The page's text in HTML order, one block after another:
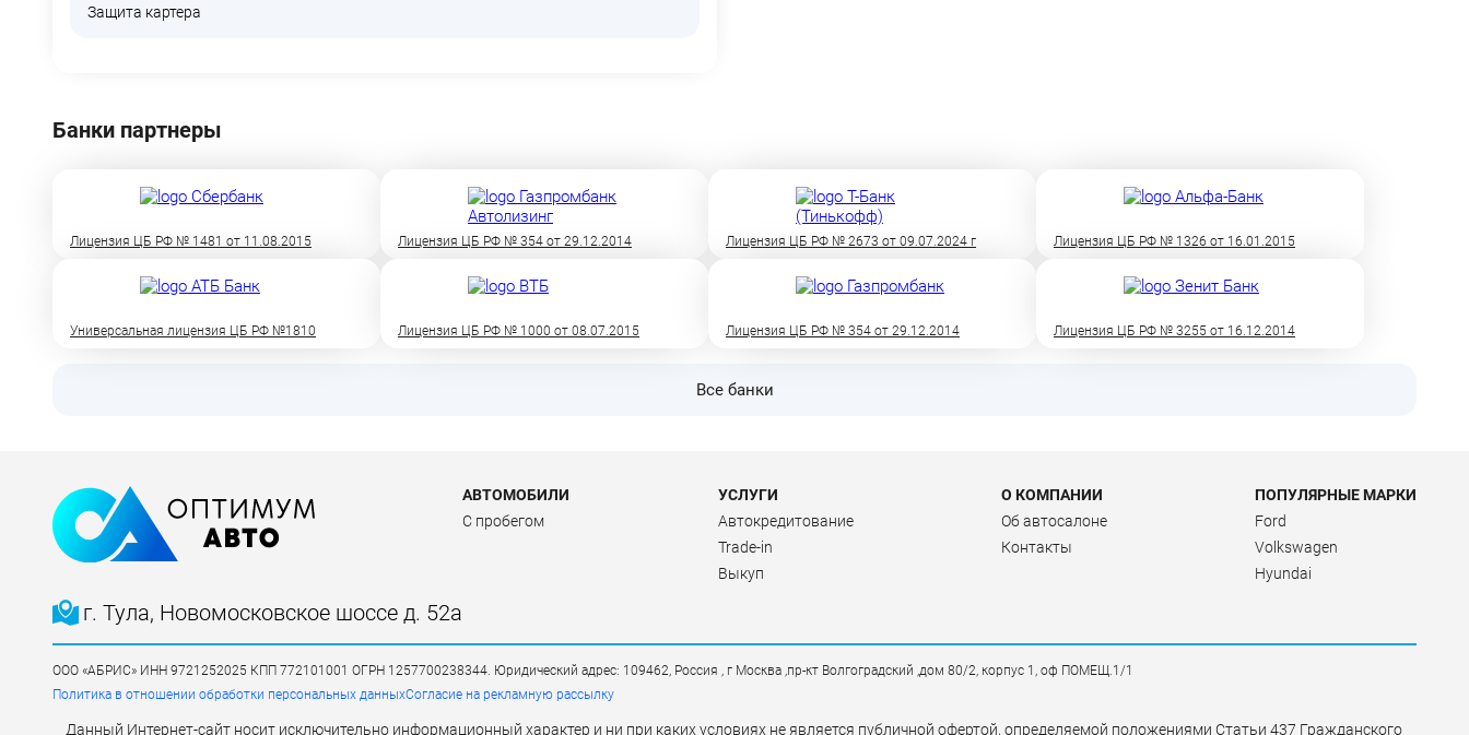
Защита картера
Банки партнеры
Лицензия ЦБ РФ № 1481 от 11.08.2015 Лицензия ЦБ РФ № 354 от 29.12.2014 Лицензия ЦБ РФ № 2673 от 09.07.2024 г Лицензия ЦБ РФ № 1326 от 16.01.2015
Универсальная лицензия ЦБ РФ №1810 Лицензия ЦБ РФ № 1000 от 08.07.2015 Лицензия ЦБ РФ № 354 от 29.12.2014 Лицензия ЦБ РФ № 3255 от 16.12.2014
Все банки
АВТОМОБИЛИ
C пробегом
УСЛУГИ
Автокредитование
Trade-in
Выкуп
О КОМПАНИИ
Об автосалоне
Контакты
ПОПУЛЯРНЫЕ МАРКИ
Ford
Volkswagen
Hyundai
г. Тула, Новомосковское шоссе д. 52а
ООО «АБРИС» ИНН 9721252025 КПП 772101001 ОГРН 1257700238344. Юридический адрес: 109462, Россия , г Москва ,пр-кт Волгоградский ,дом 80/2, корпус 1, оф ПОМЕЩ.1/1
Политика в отношении обработки персональных данныхСогласие на рекламную рассылку
Данный Интернет-сайт носит исключительно информационный характер и ни при каких условиях не является публичной офертой, определяемой положениями Статьи 437 Гражданского